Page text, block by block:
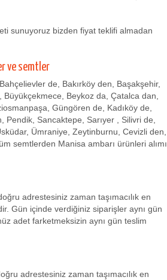
sunuyoruz bizden fiyat teklifi almadan
ve semtler
de, Bakırköy den, Başakşehir,
Beykoz da, Çatalca dan,
Güngören de, Kadıköy de,
Pendik, Sancaktepe, Sarıyer , Silivri de,
Ümraniye, Zeytinburnu, Cevizli den,
semtlerden Manisa ambarı ürünleri alımı
adrestesiniz zaman taşımacılık en
Gün içinde verdiğiniz siparişler aynı gün
adet farketmeksizin aynı gün teslim
adrestesiniz zaman taşımacılık en